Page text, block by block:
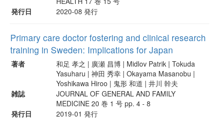
発行日
2020-08 発行
Primary care doctor fostering and clinical research
training in Sweden: Implications for Japan
著者
和足 孝之 | 廣瀬 昌博 | Midlov Patrik | Tokuda
Yasuharu | 神田 秀幸 | Okayama Masanobu |
Yoshikawa Hiroo | 鬼形 和道 | 井川 幹夫
雑誌
JOURNAL OF GENERAL AND FAMILY
MEDICINE 20 巻 1 号 pp. 4 - 8
発行日
2019-01 発行